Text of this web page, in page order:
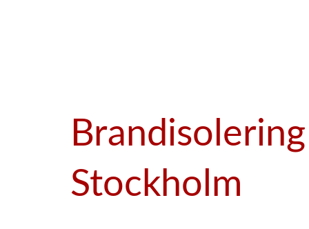
Brandisolering
Stockholm